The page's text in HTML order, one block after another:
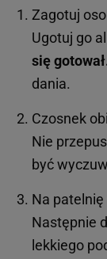
Zagotuj
Ugotuj go
się
dania.
Czosnek
Nie
być
Na
Następnie
lekkiego